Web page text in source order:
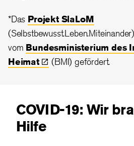
*Das Projekt SlaLoM
vom Bundesministerium des
Heimat
(BMI) gefördert.
COVID-19: Wir
Hilfe